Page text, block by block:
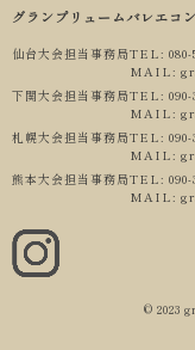
グランプリュームバレエコ
仙台大会担当事務局TEL: 080-
MAIL:
下関大会担当事務局TEL: 090-
MAIL:
札幌大会担当事務局TEL: 090-
MAIL:
熊本大会担当事務局TEL: 090-
MAIL:
© 2023